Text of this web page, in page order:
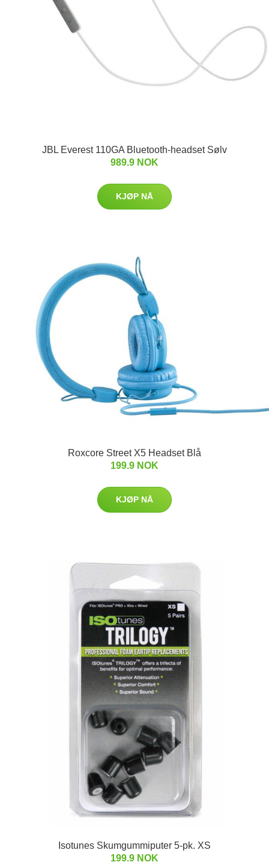
JBL Everest 110GA Bluetooth-headset Sølv
989.9 NOK
KJØP NÅ
Roxcore Street X5 Headset Blå
199.9 NOK
KJØP NÅ
Isotunes Skumgummiputer 5-pk. XS
199.9 NOK